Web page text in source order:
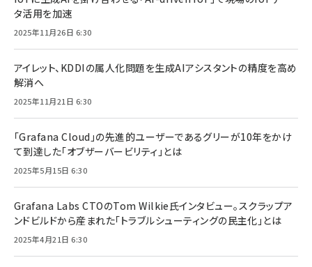
タ活用を加速
2025年11月26日 6:30
アイレット、KDDIの属人化問題を生成AIアシスタントの精度を高め
解消へ
2025年11月21日 6:30
「Grafana Cloud」の先進的ユーザーであるグリーが10年をかけ
て到達した「オブザーバービリティ」とは
2025年5月15日 6:30
Grafana Labs CTOのTom Wilkie氏インタビュー。スクラップア
ンドビルドから産まれた「トラブルシューティングの民主化」とは
2025年4月21日 6:30